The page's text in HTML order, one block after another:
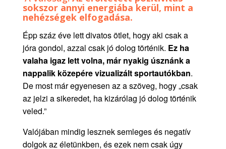
sokszor annyi energiába kerül, mint a
nehézségek elfogadása.
Épp száz éve lett divatos ötlet, hogy aki csak a
jóra gondol, azzal csak jó dolog történik. Ez ha
valaha igaz lett volna, már nyakig úsznánk a
nappalik közepére vizualizált sportautókban.
De most már egyenesen az a szöveg, hogy „csak
az jelzi a sikeredet, ha kizárólag jó dolog történik
veled.”
Valójában mindig lesznek semleges és negatív
dolgok az életünkben, és ezek nem csak úgy